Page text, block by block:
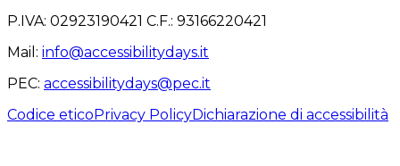
P.IVA: 02923190421 C.F.: 93166220421
Mail : info@accessibilitydays.it
PEC: accessibilitydays@pec.it
Codice etico Privacy PolicyDichiarazione di accessibilità